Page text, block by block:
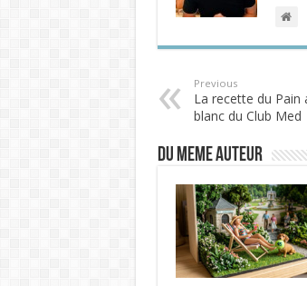
Previous
La recette du Pain
blanc du Club Med
DU MEME AUTEUR